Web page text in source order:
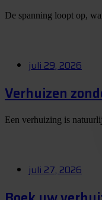
De spanning loopt op,
juli 29, 2026
Verhuizen
Een verhuizing is
juli 27, 2026